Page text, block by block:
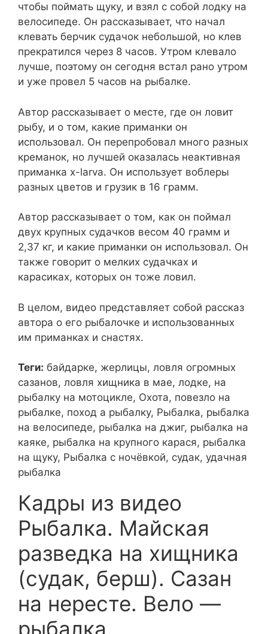
чтобы поймать щуку, и взял с собой лодку на
велосипеде. Он рассказывает, что начал
клевать берчик судачок небольшой, но клев
прекратился через 8 часов. Утром клевало
лучше, поэтому он сегодня встал рано утром
и уже провел 5 часов на рыбалке.
Автор рассказывает о месте, где он ловит
рыбу, и о том, какие приманки он
использовал. Он перепробовал много разных
креманок, но лучшей оказалась неактивная
приманка x-larva. Он использует воблеры
разных цветов и грузик в 16 грамм.
Автор рассказывает о том, как он поймал
двух крупных судачков весом 40 грамм и
2,37 кг, и какие приманки он использовал. Он
также говорит о мелких судачках и
карасиках, которых он тоже ловил.
В целом, видео представляет собой рассказ
автора о его рыбалочке и использованных
им приманках и снастях.
Теги: байдарке, жерлицы, ловля огромных
сазанов, ловля хищника в мае, лодке, на
рыбалку на мотоцикле, Охота, повезло на
рыбалке, поход а рыбалку, Рыбалка, рыбалка
на велосипеде, рыбалка на джиг, рыбалка на
каяке, рыбалка на крупного карася, рыбалка
на щуку, Рыбалка с ночёвкой, судак, удачная
рыбалка
Кадры из видео
Рыбалка. Майская
разведка на хищника
(судак, берш). Сазан
на нересте. Вело —
рыбалка.